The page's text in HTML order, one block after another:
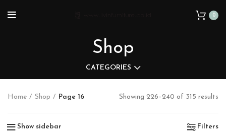
0
Shop
CATEGORIES
Home Shop Page 16 Showing 226–240 of 315 results
Show sidebar Filters